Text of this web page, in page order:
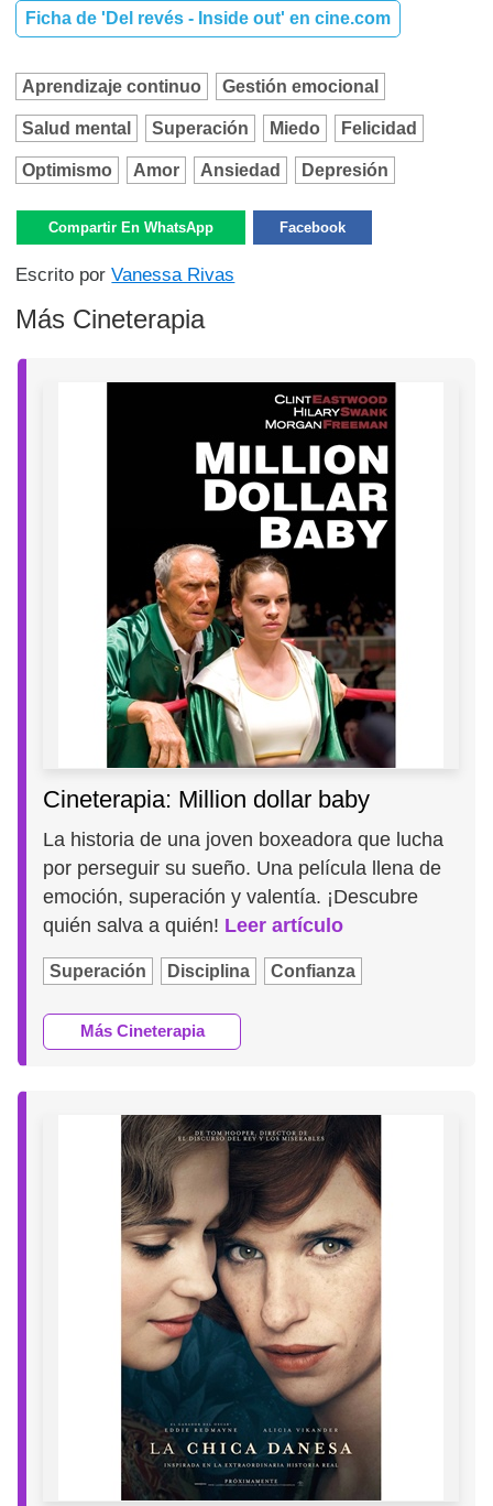
Ficha de 'Del revés - Inside out' en cine.com
Aprendizaje continuo Gestión emocional
Salud mental Superación Miedo Felicidad
Optimismo Amor Ansiedad Depresión
Compartir En WhatsApp Facebook
Escrito porVanessa Rivas
Más Cineterapia
Cineterapia: Million dollar baby
La historia de una joven boxeadora que lucha
por perseguir su sueño. Una película llena de
emoción, superación y valentía. ¡Descubre
quién salva a quién! Leer artículo
Superación Disciplina Confianza
Más Cineterapia